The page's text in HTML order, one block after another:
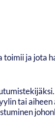
ja jota
tai